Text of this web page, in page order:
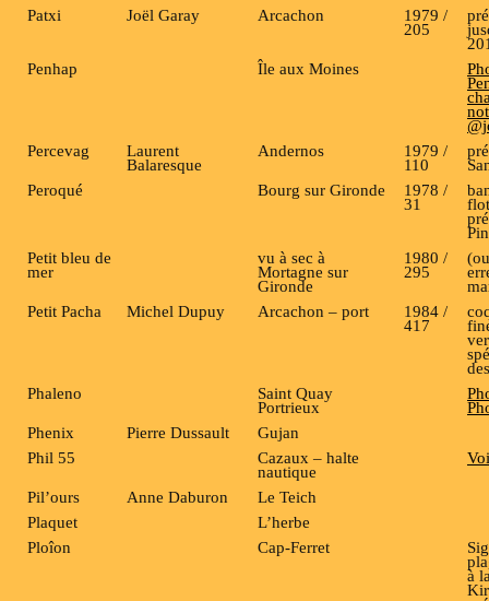
Patxi
Joël Garay Arcachon 1979 /
205
Penhap
Île aux Moines
Percevag
Laurent
Balaresque
Andernos 1979 /
110
Peroqué
Bourg sur Gironde 1978 /
31
Petit bleu de
mer
vu à sec à
Mortagne sur
Gironde
1980 /
295
Petit Pacha
Michel Dupuy Arcachon – port 1984 /
417
Phaleno
Saint Quay
Portrieux
Phenix
Pierre Dussault
Gujan
Phil 55
Cazaux – halte
nautique
Pil’ours Anne Daburon
Le Teich
Plaquet
L’herbe
Ploîon
Cap-Ferret
à